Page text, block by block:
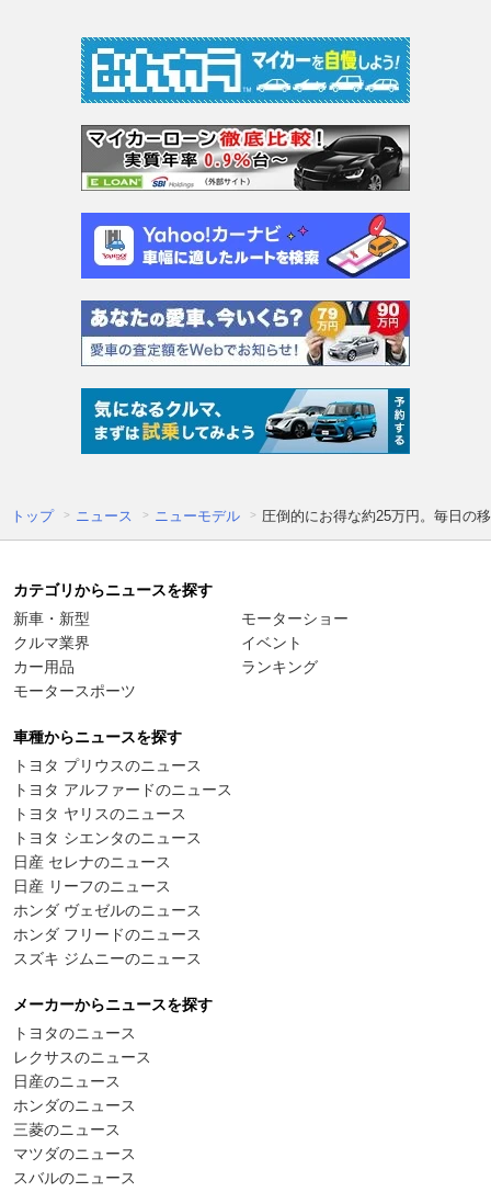
トップ ニュース ニューモデル 圧倒的にお得な約25万円。毎日の
カテゴリからニュースを探す
新車・新型
クルマ業界
カー用品
モータースポーツ
モーターショー
イベント
ランキング
車種からニュースを探す
トヨタ プリウスのニュース
トヨタ アルファードのニュース
トヨタ ヤリスのニュース
トヨタ シエンタのニュース
日産 セレナのニュース
日産 リーフのニュース
ホンダ ヴェゼルのニュース
ホンダ フリードのニュース
スズキ ジムニーのニュース
メーカーからニュースを探す
トヨタのニュース
レクサスのニュース
日産のニュース
ホンダのニュース
三菱のニュース
マツダのニュース
スバルのニュース